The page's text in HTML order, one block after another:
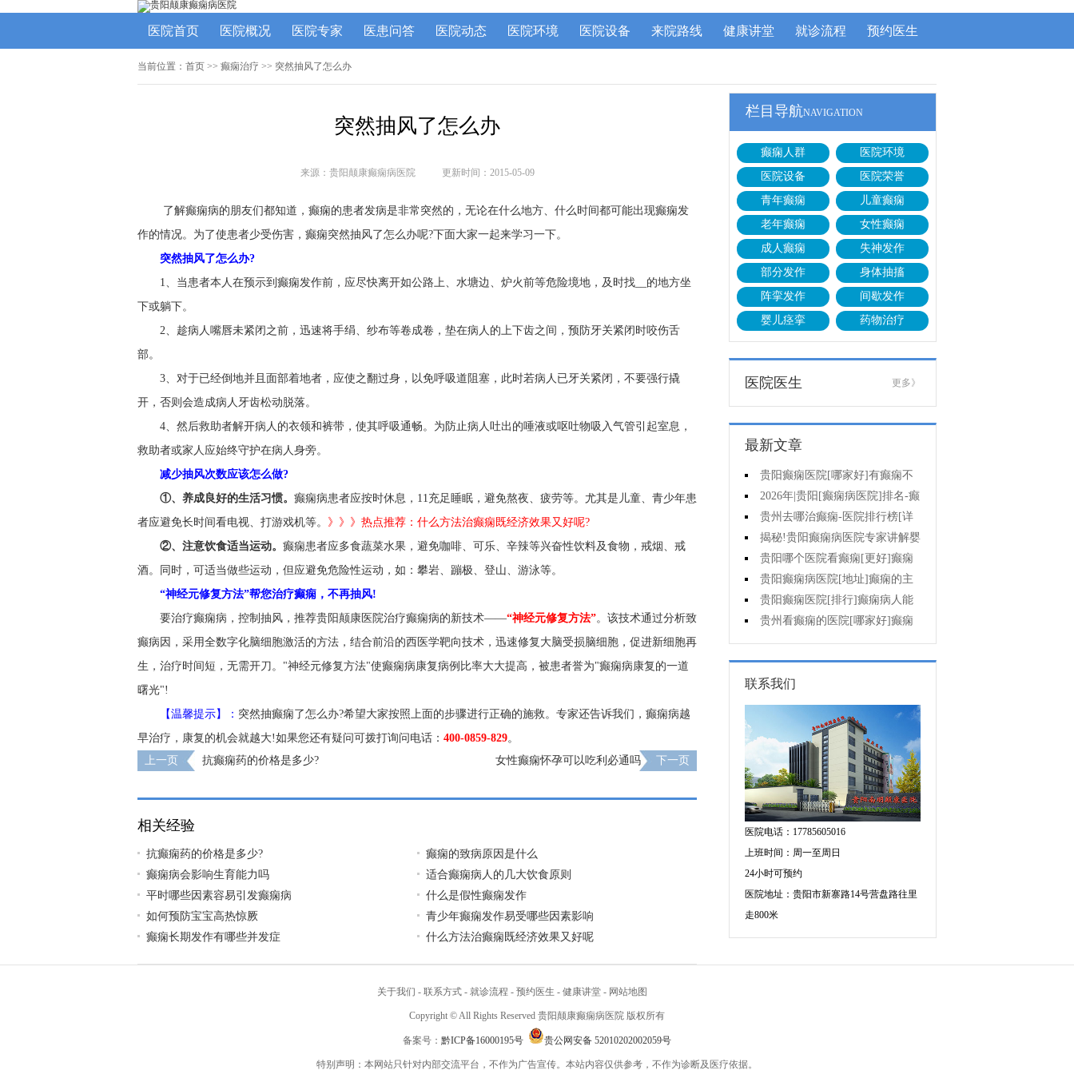
医院首页 医院概况 医院专家 医患问答 医院动态 医院环境 医院设备 来院路线 健康讲堂 就诊流程 预约医生
当前位置： 首页 >> 癫痫治疗 >> 突然抽风了怎么办
突然抽风了怎么办
来源：贵阳颠康癫痫病医院 更新时间：2015-05-09
了解癫痫病的朋友们都知道，癫痫的患者发病是非常突然的，无论在什么地方、什么时间都可能出现癫痫发
作的情况。为了使患者少受伤害，癫痫突然抽风了怎么办呢?下面大家一起来学习一下。
突然抽风了怎么办?
1、当患者本人在预示到癫痫发作前，应尽快离开如公路上、水塘边、炉火前等危险境地，及时找__的地方坐
下或躺下。
2、趁病人嘴唇未紧闭之前，迅速将手绢、纱布等卷成卷，垫在病人的上下齿之间，预防牙关紧闭时咬伤舌
部。
3、对于已经倒地并且面部着地者，应使之翻过身，以免呼吸道阻塞，此时若病人已牙关紧闭，不要强行撬
开，否则会造成病人牙齿松动脱落。
4、然后救助者解开病人的衣领和裤带，使其呼吸通畅。为防止病人吐出的唾液或呕吐物吸入气管引起室息，
救助者或家人应始终守护在病人身旁。
减少抽风次数应该怎么做?
①、养成良好的生活习惯。 癫痫病患者应按时休息，11充足睡眠，避免熬夜、疲劳等。尤其是儿童、青少年患
者应避免长时间看电视、打游戏机等。 》》》热点推荐：什么方法治癫痫既经济效果又好呢?
②、注意饮食适当运动。 癫痫患者应多食蔬菜水果，避免咖啡、可乐、辛辣等兴奋性饮料及食物，戒烟、戒
酒。同时，可适当做些运动，但应避免危险性运动，如：攀岩、蹦极、登山、游泳等。
“神经元修复方法”帮您治疗癫痫，不再抽风!
要治疗癫痫病，控制抽风，推荐贵阳颠康医院治疗癫痫病的新技术——“神经元修复方法”。该技术通过分析致
癫病因，采用全数字化脑细胞激活的方法，结合前沿的西医学靶向技术，迅速修复大脑受损脑细胞，促进新细胞再
生，治疗时间短，无需开刀。"神经元修复方法"使癫痫病康复病例比率大大提高，被患者誉为"癫痫病康复的一道
曙光"!
【温馨提示】： 突然抽癫痫了怎么办?希望大家按照上面的步骤进行正确的施救。专家还告诉我们，癫痫病越
早治疗，康复的机会就越大!如果您还有疑问可拨打询问电话： 400-0859-829。
上一页
抗癫痫药的价格是多少? 女性癫痫怀孕可以吃利必通吗 下一页
相关经验
抗癫痫药的价格是多少?
癫痫的致病原因是什么
癫痫病会影响生育能力吗
适合癫痫病人的几大饮食原则
平时哪些因素容易引发癫痫病
什么是假性癫痫发作
如何预防宝宝高热惊厥
青少年癫痫发作易受哪些因素影响
癫痫长期发作有哪些并发症
什么方法治癫痫既经济效果又好呢
栏目导航NAVIGATION
癫痫人群
医院环境
医院设备
医院荣誉
青年癫痫
儿童癫痫
老年癫痫
女性癫痫
成人癫痫
失神发作
部分发作
身体抽搐
阵挛发作
间歇发作
婴儿痉挛
药物治疗
医院医生 更多》
最新文章
贵阳癫痫医院[哪家好]有癫痫不
能吃什么?
2026年|贵阳[癫痫病医院]排名-癫
痫病人检查对身体有影响吗?
贵州去哪治癫痫-医院排行榜[详
细排名]癫痫会导致病人精神失常
吗?
揭秘!贵阳癫痫病医院专家讲解婴
儿为什么会得癫痫呢
贵阳哪个医院看癫痫[更好]癫痫
发作有什么症状表现?
贵阳癫痫病医院[地址]癫痫的主
要症状是什么?
贵阳癫痫医院[排行]癫痫病人能
熬夜吗?
贵州看癫痫的医院[哪家好]癫痫
的三大类原因?
联系我们
医院电话：17785605016
上班时间：周一至周日
24小时可预约
医院地址：贵阳市新寨路14号营盘路往里
走800米
关于我们 - 联系方式 - 就诊流程 - 预约医生 - 健康讲堂 - 网站地图
Copyright © All Rights Reserved 贵阳颠康癫痫病医院 版权所有
备案号： 黔ICP备16000195号 贵公网安备 52010202002059号
特别声明：本网站只针对内部交流平台，不作为广告宣传。本站内容仅供参考，不作为诊断及医疗依据。